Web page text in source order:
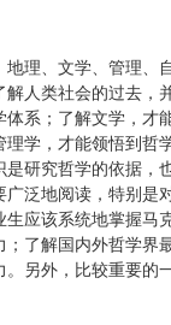
理、文学、管理、
人类社会的过去
系；了解文学，
学，才能领悟到
研究哲学的依据，
泛地阅读，特别是
应该系统地掌握马
了解国内外哲学
另外，比较重要的